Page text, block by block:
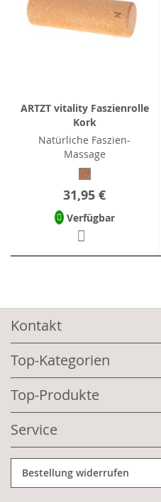
ARTZT vitality Faszienrolle
Kork
Natürliche Faszien-
Massage
31,95 €
Verfügbar
Kontakt
Top-Kategorien
Top-Produkte
Service
Bestellung widerrufen